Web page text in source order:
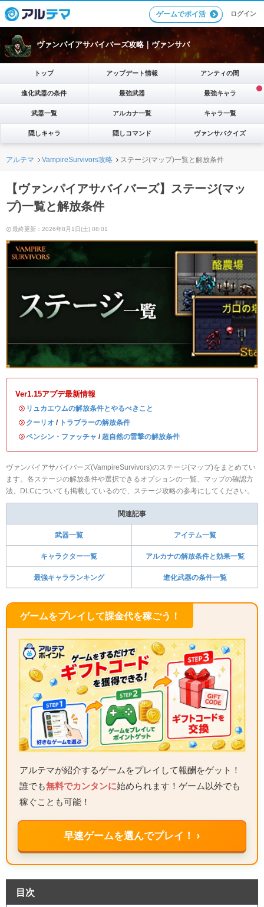
ゲームでポイ活 ログイン
ヴァンパイアサバイバーズ攻略｜ヴァンサバ
トップ アップデート情報 アンティの間
進化武器の条件 最強武器 最強キャラ
武器一覧 アルカナ一覧 キャラ一覧
隠しキャラ 隠しコマンド ヴァンサバクイズ
アルテマ VampireSurvivors攻略 ステージ(マップ)一覧と解放条件
【ヴァンパイアサバイバーズ】ステージ(マッ
プ)一覧と解放条件
最終更新：2026年8月1日(土) 08:01
Ver1.15アプデ最新情報
・ リュカエウムの解放条件とやるべきこと
・ クーリオ / トラブラーの解放条件
・ペンシン・ファッチャ / 超自然の雷撃の解放条件
ヴァンパイアサバイバーズ(VampireSurvivors)のステージ(マップ)をまとめてい
ます。各ステージの解放条件や選択できるオプションの一覧、マップの確認方
法、DLCについても掲載しているので、ステージ攻略の参考にしてください。
関連記事
武器一覧 アイテム一覧
キャラクター一覧 アルカナの解放条件と効果一覧
最強キャラランキング 進化武器の条件一覧
ゲームをプレイして課金代を稼ごう！
アルテマが紹介するゲームをプレイして報酬をゲット！
誰でも無料でカンタンに始められます！ゲーム以外でも
稼ぐことも可能！
早速ゲームを選んでプレイ！ ›
目次